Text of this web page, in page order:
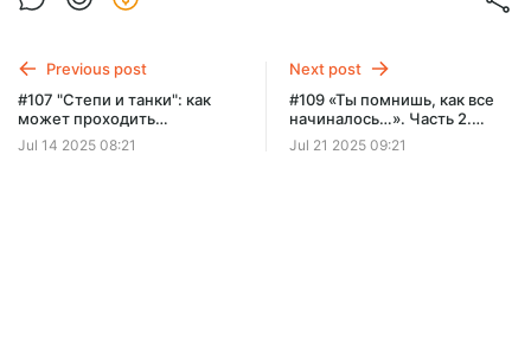
Previous post
#107 "Степи и танки": как
может проходить
Днепропетровская
операция?
Jul 14 2025 08:21
Next post
#109 «Ты помнишь, как все
начиналось…». Часть 2.
Продолжаем изучать
начало специальной
Jul 21 2025 09:21